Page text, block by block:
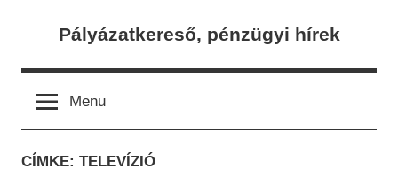
Pályázatkereső, pénzügyi hírek
Menu
CÍMKE: TELEVÍZIÓ